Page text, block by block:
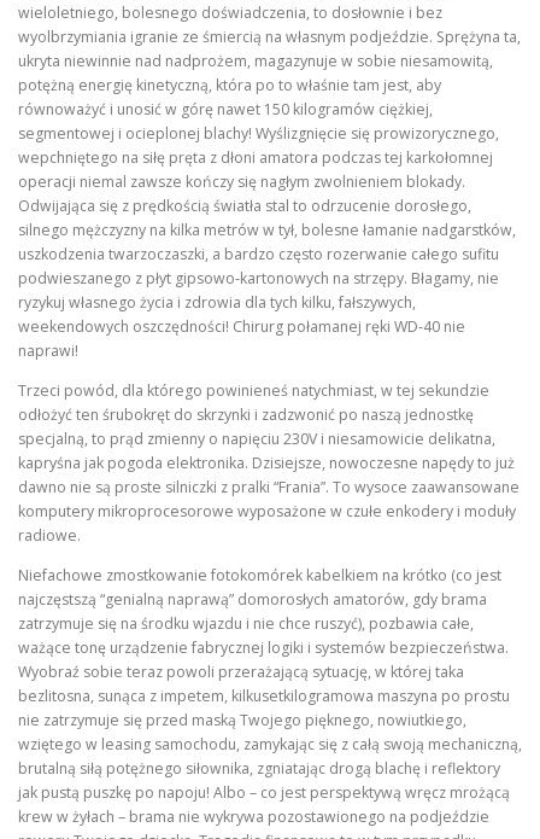
wieloletniego, bolesnego doświadczenia, to dosłownie i bez
wyolbrzymiania igranie ze śmiercią na własnym podjeździe. Sprężyna ta,
ukryta niewinnie nad nadprożem, magazynuje w sobie niesamowitą,
potężną energię kinetyczną, która po to właśnie tam jest, aby
równoważyć i unosić w górę nawet 150 kilogramów ciężkiej,
segmentowej i ocieplonej blachy! Wyślizgnięcie się prowizorycznego,
wepchniętego na siłę pręta z dłoni amatora podczas tej karkołomnej
operacji niemal zawsze kończy się nagłym zwolnieniem blokady.
Odwijająca się z prędkością światła stal to odrzucenie dorosłego,
silnego mężczyzny na kilka metrów w tył, bolesne łamanie nadgarstków,
uszkodzenia twarzoczaszki, a bardzo często rozerwanie całego sufitu
podwieszanego z płyt gipsowo-kartonowych na strzępy. Błagamy, nie
ryzykuj własnego życia i zdrowia dla tych kilku, fałszywych,
weekendowych oszczędności! Chirurg połamanej ręki WD-40 nie
naprawi!
Trzeci powód, dla którego powinieneś natychmiast, w tej sekundzie
odłożyć ten śrubokręt do skrzynki i zadzwonić po naszą jednostkę
specjalną, to prąd zmienny o napięciu 230V i niesamowicie delikatna,
kapryśna jak pogoda elektronika. Dzisiejsze, nowoczesne napędy to już
dawno nie są proste silniczki z pralki “Frania”. To wysoce zaawansowane
komputery mikroprocesorowe wyposażone w czułe enkodery i moduły
radiowe.
Niefachowe zmostkowanie fotokomórek kabelkiem na krótko (co jest
najczęstszą “genialną naprawą” domorosłych amatorów, gdy brama
zatrzymuje się na środku wjazdu i nie chce ruszyć), pozbawia całe,
ważące tonę urządzenie fabrycznej logiki i systemów bezpieczeństwa.
Wyobraź sobie teraz powoli przerażającą sytuację, w której taka
bezlitosna, sunąca z impetem, kilkusetkilogramowa maszyna po prostu
nie zatrzymuje się przed maską Twojego pięknego, nowiutkiego,
wziętego w leasing samochodu, zamykając się z całą swoją mechaniczną,
brutalną siłą potężnego siłownika, zgniatając drogą blachę i reflektory
jak pustą puszkę po napoju! Albo – co jest perspektywą wręcz mrożącą
krew w żyłach – brama nie wykrywa pozostawionego na podjeździe